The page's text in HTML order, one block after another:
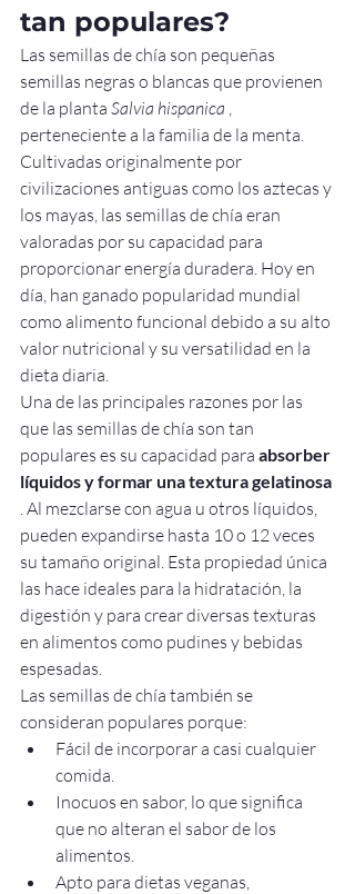
tan populares?
Las semillas de chía son pequeñas
semillas negras o blancas que provienen
de la planta Salvia hispanica ,
perteneciente a la familia de la menta.
Cultivadas originalmente por
civilizaciones antiguas como los aztecas y
los mayas, las semillas de chía eran
valoradas por su capacidad para
proporcionar energía duradera. Hoy en
día, han ganado popularidad mundial
como alimento funcional debido a su alto
valor nutricional y su versatilidad en la
dieta diaria.
Una de las principales razones por las
que las semillas de chía son tan
populares es su capacidad para absorber
líquidos y formar una textura gelatinosa
. Al mezclarse con agua u otros líquidos,
pueden expandirse hasta 10 o 12 veces
su tamaño original. Esta propiedad única
las hace ideales para la hidratación, la
digestión y para crear diversas texturas
en alimentos como pudines y bebidas
espesadas.
Las semillas de chía también se
consideran populares porque:
Fácil de incorporar a casi cualquier
comida.
Inocuos en sabor, lo que significa
que no alteran el sabor de los
alimentos.
Apto para dietas veganas,